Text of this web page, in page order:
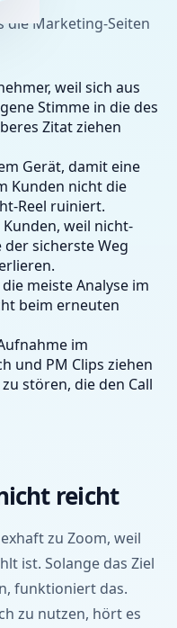
die Marketing-Seiten
weil sich aus
Stimme in die des
Zitat ziehen
Gerät, damit eine
Kunden nicht die
Reel ruiniert.
weil nicht-
sicherste Weg
meiste Analyse im
beim erneuten
im
und PM Clips ziehen
stören, die den Call
reicht
zu Zoom, weil
ist. Solange das Ziel
funktioniert das.
zu nutzen, hört es